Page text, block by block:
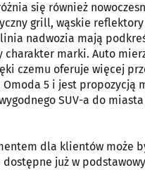
się również
grill, wąskie reflektory
nadwozia mają
charakter marki. Auto
czemu oferuje więcej
Omoda 5 i jest propozycją
SUV-a do miasta
dla klientów może
już w